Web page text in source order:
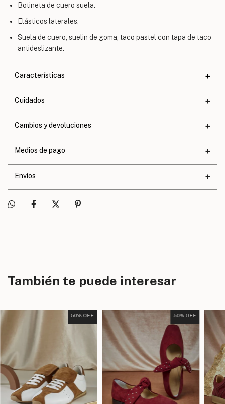
Botineta de cuero suela.
Elásticos laterales.
Suela de cuero, suelin de goma, taco pastel con tapa de taco
antideslizante.
Características
Cuero
Altura de taco
2,7 cm.
Altura de base
1,2 cm.
Calce
Exacto
Cuidados
Cambios y devoluciones
Medios de pago
Envíos
También te puede interesar
50% OFF 50% OFF